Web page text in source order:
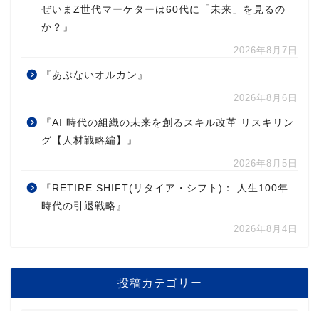
ぜいまZ世代マーケターは60代に「未来」を見るの
か？』
2026年8月7日
『あぶないオルカン』
2026年8月6日
『AI 時代の組織の未来を創るスキル改革 リスキリン
グ【人材戦略編】』
2026年8月5日
『RETIRE SHIFT(リタイア・シフト)： 人生100年
時代の引退戦略』
2026年8月4日
投稿カテゴリー